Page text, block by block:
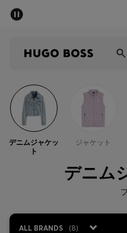
パブリックセール
メンズ
ウィメンズ
ギフト
デニムジャケッ
ト
ジャケット
デニム
ALL BRANDS (8)